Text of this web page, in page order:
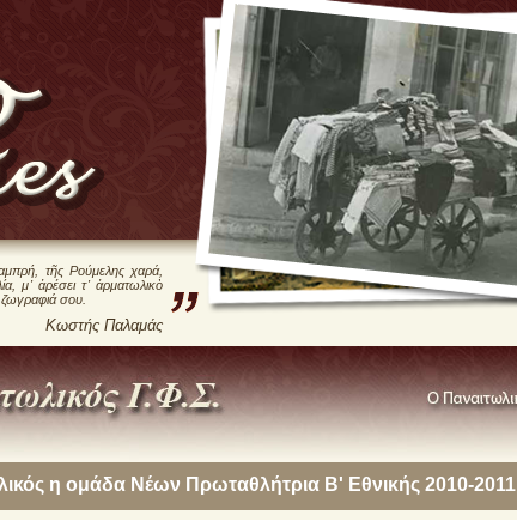
τῆς Ρούμελης χαρά,
μ᾿ ἀρέσει τ᾿ ἀρματωλικὸ
σου.
Κωστής Παλαμάς
η ομάδα Νέων Πρωταθλήτρια Β' Εθνικής 2010-2011